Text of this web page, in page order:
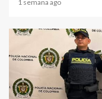
1 semana ago